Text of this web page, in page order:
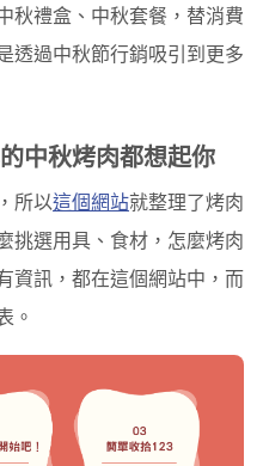
秋禮盒、中秋套餐，替消費
透過中秋節行銷吸引到更多
中秋烤肉都想起你
所以這個網站就整理了烤肉
選用具、食材，怎麼烤肉
資訊，都在這個網站中，而
。